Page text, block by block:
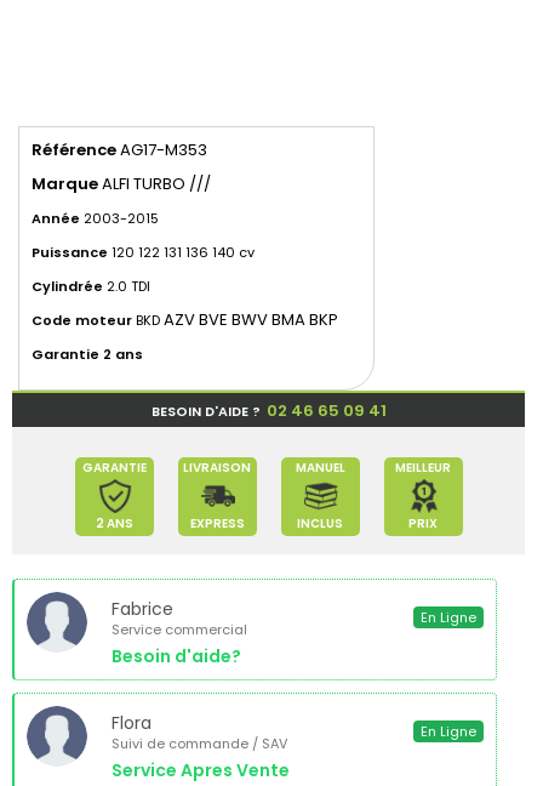
RéférenceAG17-M353
MarqueALFI TURBO ///
Année 2003-2015
Puissance 120 122 131 136 140 cv
Cylindrée 2.0 TDI
Code moteurBKDAZV BVE BWV BMA BKP
Garantie 2 ans
BESOIN D'AIDE ? 02 46 65 09 41
GARANTIE
2 ANS
LIVRAISON
EXPRESS
MANUEL
INCLUS
MEILLEUR
PRIX
Fabrice
Service commercial
Besoin d'aide?
En Ligne
Flora
Suivi de commande / SAV
Service Apres Vente
En Ligne